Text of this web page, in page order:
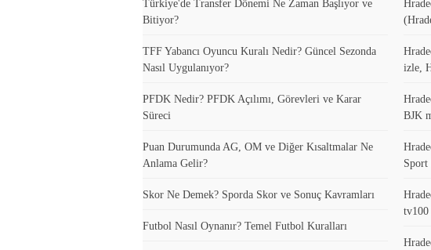
Türkiye'de Transfer Dönemi Ne Zaman Başlıyor ve
Bitiyor?
TFF Yabancı Oyuncu Kuralı Nedir? Güncel Sezonda
Nasıl Uygulanıyor?
PFDK Nedir? PFDK Açılımı, Görevleri ve Karar
Süreci
Puan Durumunda AG, OM ve Diğer Kısaltmalar Ne
Anlama Gelir?
Skor Ne Demek? Sporda Skor ve Sonuç Kavramları
Futbol Nasıl Oynanır? Temel Futbol Kuralları
izle,
BJK